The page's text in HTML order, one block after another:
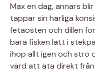
Max en dag, annars
tappar sin härliga
fetaosten och dillen
bara fisken lätt i
ihop allt igen och strö
värd att äta direkt från